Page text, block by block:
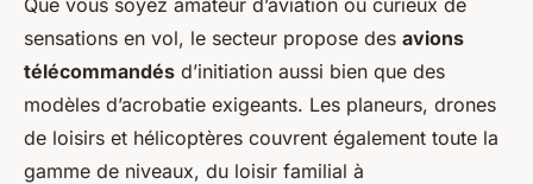
sensations en vol, le secteur propose des avions
télécommandés d’initiation aussi bien que des
modèles d’acrobatie exigeants. Les planeurs, drones
de loisirs et hélicoptères couvrent également toute la
gamme de niveaux, du loisir familial à